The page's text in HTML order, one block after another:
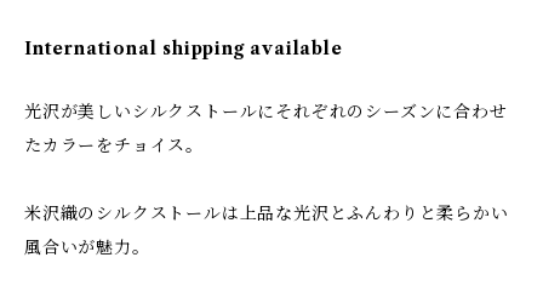
International shipping available
光沢が美しいシルクストールにそれぞれのシーズンに合わせ
たカラーをチョイス。
米沢織のシルクストールは上品な光沢とふんわりと柔らかい
風合いが魅力。